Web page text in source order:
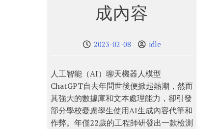
成內容
2023-02-08 idle
人工智能（AI）聊天機器人模型
ChatGPT自去年問世後便掀起熱潮，然而
其強大的數據庫和文本處理能力，卻引發
部分學校憂慮學生使用AI生成內容代筆和
作弊。年僅22歲的工程師研發出一款檢測